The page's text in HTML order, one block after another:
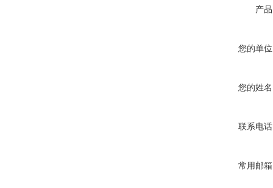
产
您的单
您的姓
联系电
常用邮